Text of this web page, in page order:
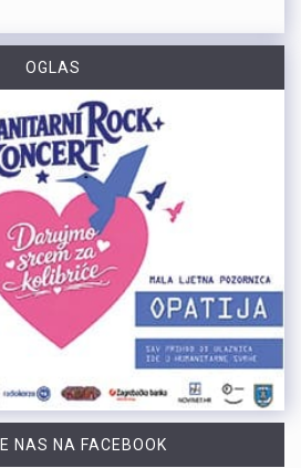
OGLAS
NAS NA FACEBOOK